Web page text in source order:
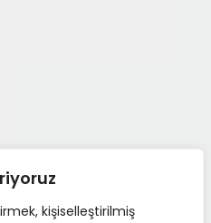
kişiselleştirilmiş